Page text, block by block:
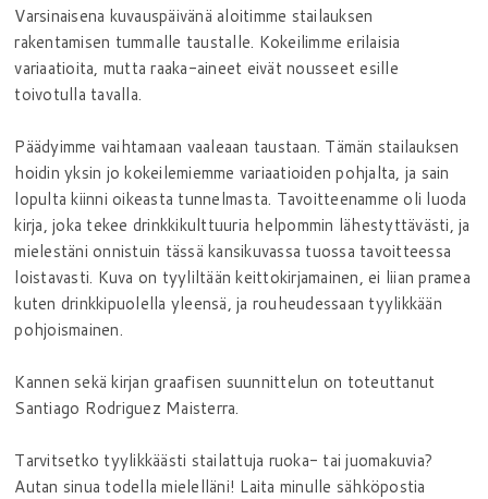
Varsinaisena kuvauspäivänä aloitimme stailauksen
rakentamisen tummalle taustalle. Kokeilimme erilaisia
variaatioita, mutta raaka-aineet eivät nousseet esille
toivotulla tavalla.
Päädyimme vaihtamaan vaaleaan taustaan. Tämän stailauksen
hoidin yksin jo kokeilemiemme variaatioiden pohjalta, ja sain
lopulta kiinni oikeasta tunnelmasta. Tavoitteenamme oli luoda
kirja, joka tekee drinkkikulttuuria helpommin lähestyttävästi, ja
mielestäni onnistuin tässä kansikuvassa tuossa tavoitteessa
loistavasti. Kuva on tyyliltään keittokirjamainen, ei liian pramea
kuten drinkkipuolella yleensä, ja rouheudessaan tyylikkään
pohjoismainen.
Kannen sekä kirjan graafisen suunnittelun on toteuttanut
Santiago Rodriguez Maisterra.
Tarvitsetko tyylikkäästi stailattuja ruoka- tai juomakuvia?
Autan sinua todella mielelläni! Laita minulle sähköpostia